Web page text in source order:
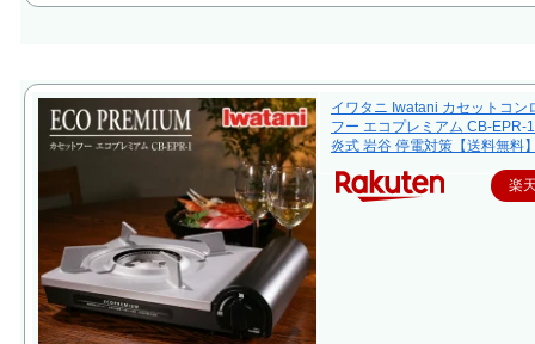
イワタニ Iwatani カセットコン
フー エコプレミアム CB-EPR-
炎式 岩谷 停電対策【送料無料
楽